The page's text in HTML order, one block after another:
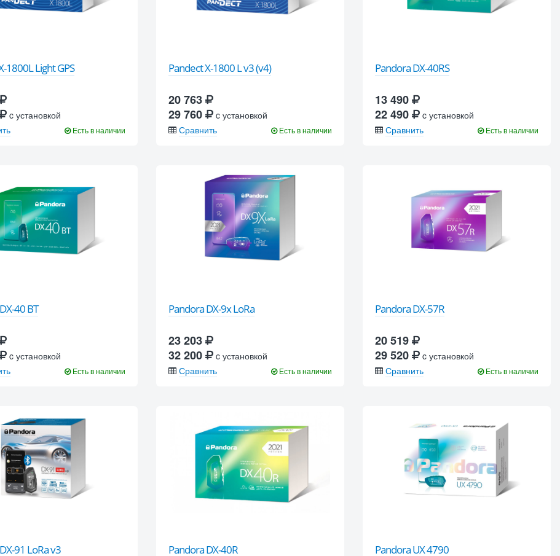
1800L Light GPS
c установкой
Есть в наличии
Pandect X-1800 L v3 (v4)
20 763
29 760
c установкой
Сравнить
Есть в наличии
Pandora DX-40RS
13 490
22 490
c установкой
Сравнить
Есть в наличии
40 BT
c установкой
Есть в наличии
Pandora DX-9x LoRa
23 203
32 200
c установкой
Сравнить
Есть в наличии
Pandora DX-57R
20 519
29 520
c установкой
Сравнить
Есть в наличии
91 LoRa v3 Pandora DX-40R Pandora UX 4790